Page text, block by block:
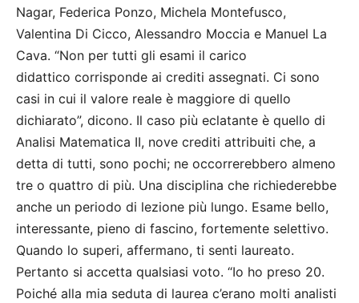
Nagar, Federica Ponzo, Michela Montefusco,
Valentina Di Cicco, Alessandro Moccia e Manuel La
Cava. “Non per tutti gli esami il carico
didattico corrisponde ai crediti assegnati. Ci sono
casi in cui il valore reale è maggiore di quello
dichiarato”, dicono. Il caso più eclatante è quello di
Analisi Matematica II, nove crediti attribuiti che, a
detta di tutti, sono pochi; ne occorrerebbero almeno
tre o quattro di più. Una disciplina che richiederebbe
anche un periodo di lezione più lungo. Esame bello,
interessante, pieno di fascino, fortemente selettivo.
Quando lo superi, affermano, ti senti laureato.
Pertanto si accetta qualsiasi voto. “Io ho preso 20.
Poiché alla mia seduta di laurea c’erano molti analisti